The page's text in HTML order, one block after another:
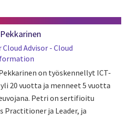
Cloud Advisor - Cloud
on työskennellyt ICT-
20 vuotta ja menneet 5 vuotta
Petri on sertifioitu
Practitioner ja Leader, ja